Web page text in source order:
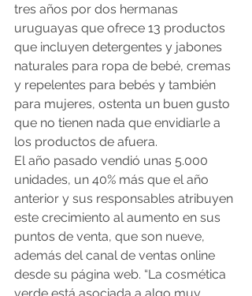
tres años por dos hermanas
uruguayas que ofrece 13 productos
que incluyen detergentes y jabones
naturales para ropa de bebé, cremas
y repelentes para bebés y también
para mujeres, ostenta un buen gusto
que no tienen nada que envidiarle a
los productos de afuera.
El año pasado vendió unas 5.000
unidades, un 40% más que el año
anterior y sus responsables atribuyen
este crecimiento al aumento en sus
puntos de venta, que son nueve,
además del canal de ventas online
desde su página web. “La cosmética